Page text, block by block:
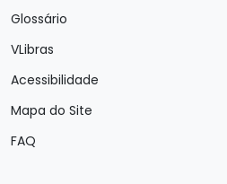
Glossário
VLibras
Acessibilidade
Mapa do Site
FAQ